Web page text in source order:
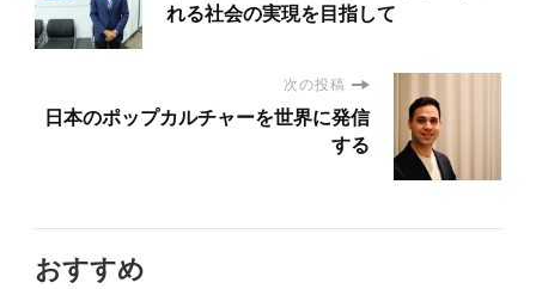
れる社会の実現を目指して
次の投稿
日本のポップカルチャーを世界に発信
する
おすすめ